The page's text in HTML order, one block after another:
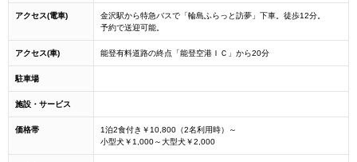
アクセス(電車)
金沢駅から特急バスで「輪島ふらっと訪夢」下車。徒歩12分。
予約で送迎可能。
アクセス(車) 能登有料道路の終点「能登空港ＩＣ」から20分
駐車場
施設・サービス
価格帯
1泊2食付き￥10,800（2名利用時）～
小型犬￥1,000～大型犬￥2,000